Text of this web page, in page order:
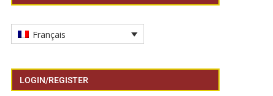
Français
LOGIN/REGISTER